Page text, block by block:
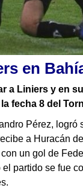
en
a Liniers y en
fecha 8 del
Pérez, logró
a Huracán
un gol de
partido se fue